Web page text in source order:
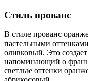
Стиль прованс
В стиле прованс
пастельными
оливковый. Это
напоминающий о
светлые оттенки